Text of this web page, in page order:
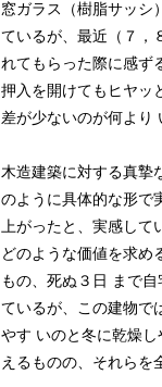
窓ガラス（樹脂サッシ
ているが、最近（７，
れてもらった際に感ず
押入を開けてもヒヤッ
差が少ないのが何より
木造建築に対する真摯
のように具体的な形で
上がったと、実感して
どのような価値を求め
もの、死ぬ３日 まで
ているが、この建物で
やす いのと冬に乾燥
えるものの、それらを